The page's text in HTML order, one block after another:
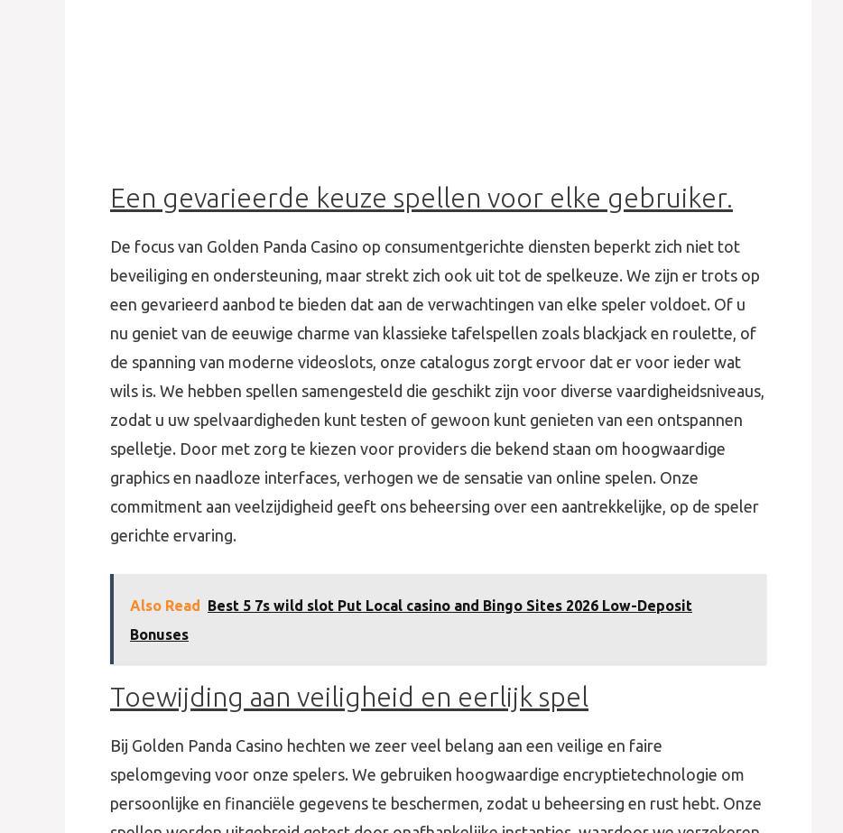
Een gevarieerde keuze spellen voor elke gebruiker.
De focus van Golden Panda Casino op consumentgerichte diensten beperkt zich niet tot
beveiliging en ondersteuning, maar strekt zich ook uit tot de spelkeuze. We zijn er trots op
een gevarieerd aanbod te bieden dat aan de verwachtingen van elke speler voldoet. Of u
nu geniet van de eeuwige charme van klassieke tafelspellen zoals blackjack en roulette, of
de spanning van moderne videoslots, onze catalogus zorgt ervoor dat er voor ieder wat
wils is. We hebben spellen samengesteld die geschikt zijn voor diverse vaardigheidsniveaus,
zodat u uw spelvaardigheden kunt testen of gewoon kunt genieten van een ontspannen
spelletje. Door met zorg te kiezen voor providers die bekend staan om hoogwaardige
graphics en naadloze interfaces, verhogen we de sensatie van online spelen. Onze
commitment aan veelzijdigheid geeft ons beheersing over een aantrekkelijke, op de speler
gerichte ervaring.
Also Read
Best 5 7s wild slot Put Local casino and Bingo Sites 2026 Low-Deposit
Bonuses
Toewijding aan veiligheid en eerlijk spel
Bij Golden Panda Casino hechten we zeer veel belang aan een veilige en faire
spelomgeving voor onze spelers. We gebruiken hoogwaardige encryptietechnologie om
persoonlijke en financiële gegevens te beschermen, zodat u beheersing en rust hebt. Onze